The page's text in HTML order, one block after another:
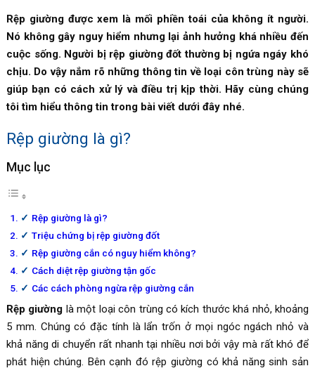
Rệp giường được xem là mối phiền toái của không ít người.
Nó không gây nguy hiểm nhưng lại ảnh hưởng khá nhiều đến
cuộc sống. Người bị rệp giường đốt thường bị ngứa ngáy khó
chịu. Do vậy nắm rõ những thông tin về loại côn trùng này sẽ
giúp bạn có cách xử lý và điều trị kịp thời. Hãy cùng chúng
tôi tìm hiểu thông tin trong bài viết dưới đây nhé.
Rệp giường là gì?
Mục lục
Rệp giường là gì?
Triệu chứng bị rệp giường đốt
Rệp giường cắn có nguy hiểm không?
Cách diệt rệp giường tận gốc
Các cách phòng ngừa rệp giường cắn
Rệp giường là một loại côn trùng có kích thước khá nhỏ, khoảng
5 mm. Chúng có đặc tính là lẩn trốn ở mọi ngóc ngách nhỏ và
khả năng di chuyển rất nhanh tại nhiều nơi bởi vậy mà rất khó để
phát hiện chúng. Bên cạnh đó rệp giường có khả năng sinh sản